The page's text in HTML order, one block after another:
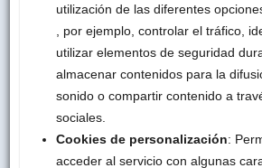
utilización de las diferentes
, por ejemplo, controlar el tráfico,
utilizar elementos de seguridad
almacenar contenidos para la
sonido o compartir contenido a
sociales.
Cookies de personalización:
acceder al servicio con algunas